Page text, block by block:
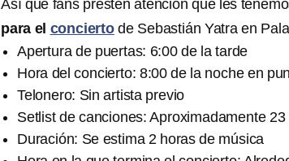
Así que fans presten atención que les
para el conciertode Sebastián Yatra en
Apertura de puertas: 6:00 de la tarde
Hora del concierto: 8:00 de la noche en
Telonero: Sin artista previo
Setlist de canciones: Aproximadamente
Duración: Se estima 2 horas de música